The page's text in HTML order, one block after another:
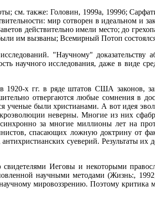
см. также: Головин, 1999а, 1999б;
мир сотворен в идеальном и
действительно имели место; до
им вызваны; Всемирный Потоп
"Научному" доказательству
научного исследования, даже в виде
1920-х гг. в ряде штатов США законов,
отвергаются любые сомнения в
ученые были христианами. А вот идея
неверны. Многие из них
за многие миллионы лет на
спасающих ложную доктрину от
суеверий. Результаты их
Иеговы и некоторыми
научными методами (Жизнь:,
мировоззрению. Поэтому критика